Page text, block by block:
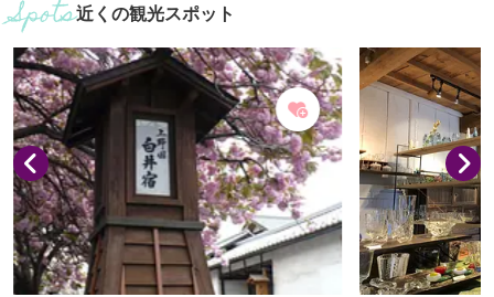
近くの観光スポット